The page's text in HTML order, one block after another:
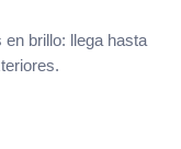
brillo: llega hasta